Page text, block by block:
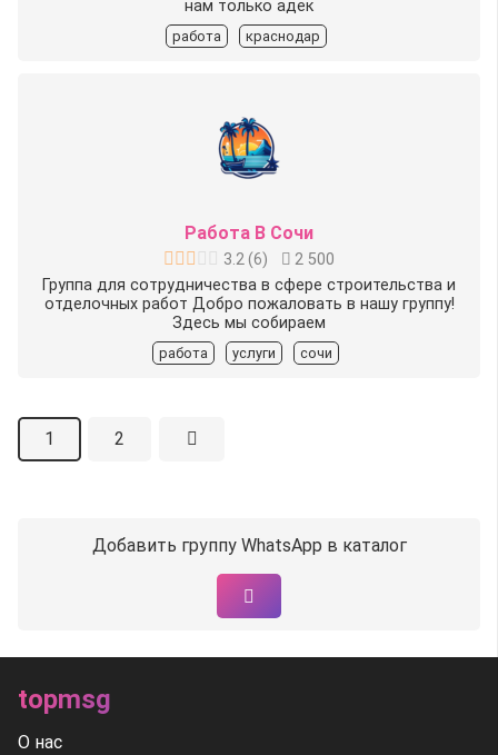
нам только адек
работа краснодар
Работа В Сочи
3.2(6)
2 500
Группа для сотрудничества в сфере строительства и
отделочных работ Добро пожаловать в нашу группу!
Здесь мы собираем
работа услуги сочи
1 2
Добавить группу WhatsApp в каталог
topmsg
О нас